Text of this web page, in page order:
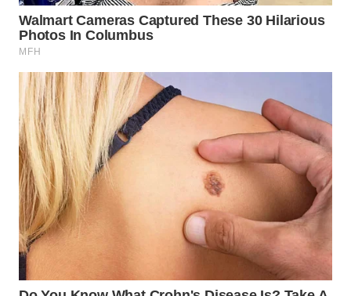
WN
KARO
WN
SIMALUNGUN
WN
LABUHANBATU
WN
TAPANULI
TENGAH
WN DELI